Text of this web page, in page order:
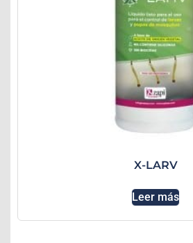
X-LARV
Leer más